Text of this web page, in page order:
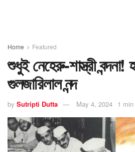
Home Featured
শুধুই নেহেরু-শাস্ত্রী বন্দনা!
গুলজারিলাল নন্দ
by Sutripti Dutta May 4, 2024 1